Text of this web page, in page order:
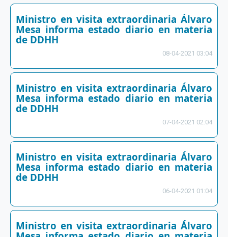
Ministro en visita extraordinaria Álvaro
Mesa informa estado diario en materia
de DDHH
08-04-2021 03:04
Ministro en visita extraordinaria Álvaro
Mesa informa estado diario en materia
de DDHH
07-04-2021 02:04
Ministro en visita extraordinaria Álvaro
Mesa informa estado diario en materia
de DDHH
06-04-2021 01:04
Ministro en visita extraordinaria Álvaro